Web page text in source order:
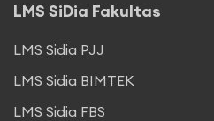
LMS SiDia Fakultas
LMS Sidia PJJ
LMS Sidia BIMTEK
LMS Sidia FBS